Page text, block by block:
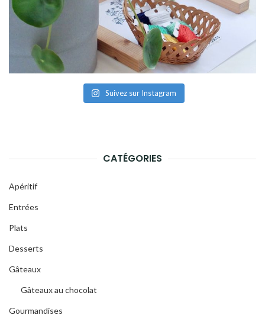
Suivez sur Instagram
CATÉGORIES
Apéritif
Entrées
Plats
Desserts
Gâteaux
Gâteaux au chocolat
Gourmandises